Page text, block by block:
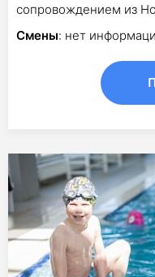
сопровождением из
Смены: нет